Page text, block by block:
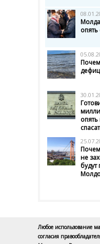
не
будут
Любое использование
согласия